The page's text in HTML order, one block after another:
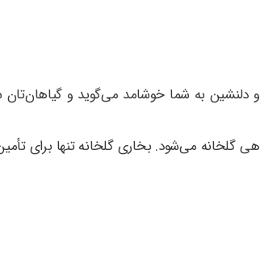
به شما خوشامد می‌گوید و گیاهان‌تان
گلخانه می‌شود. بخاری گلخانه تنها برای